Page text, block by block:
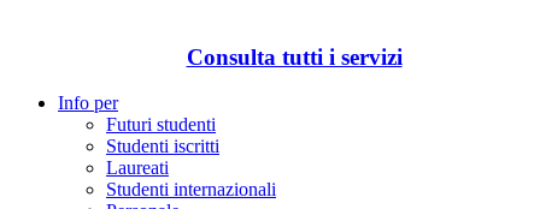
Consulta tutti i servizi
Info per
Futuri studenti
Studenti iscritti
Laureati
Studenti internazionali